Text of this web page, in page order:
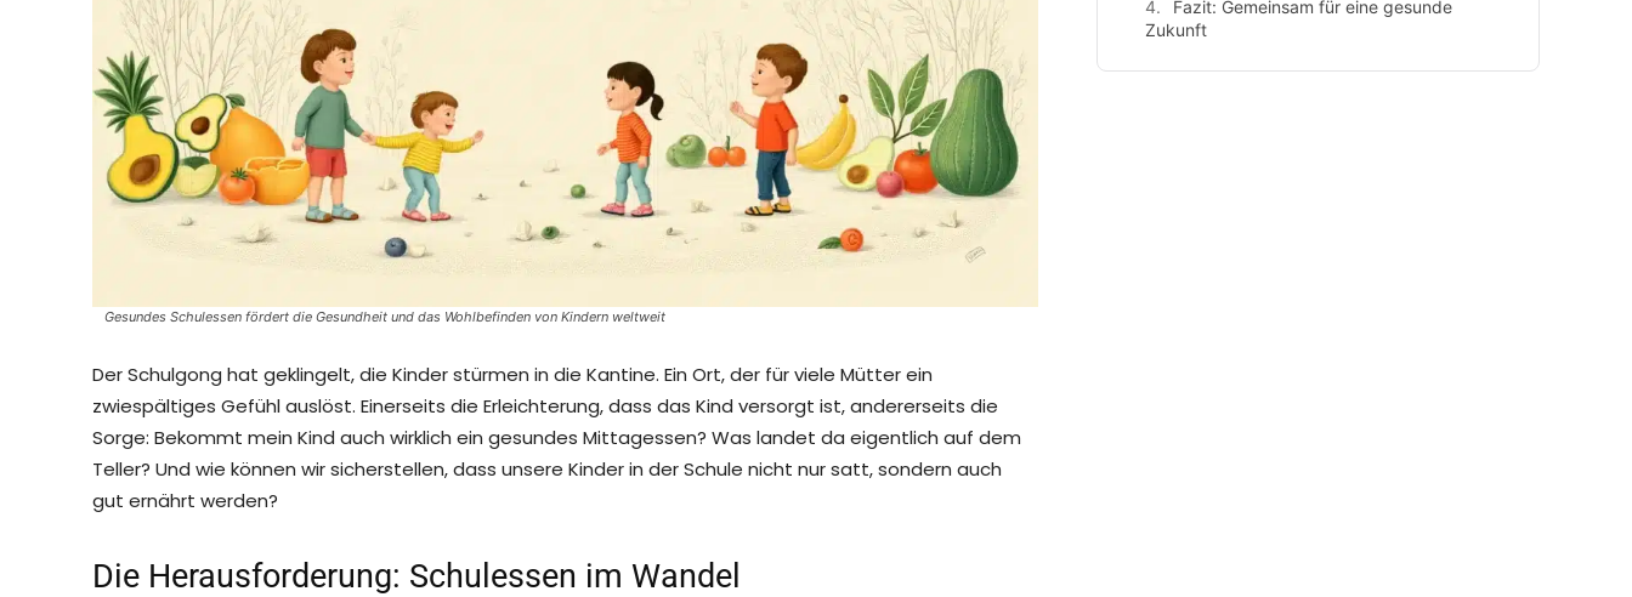
Gesundes Schulessen fördert die Gesundheit und das Wohlbefinden von Kindern weltweit
Der Schulgong hat geklingelt, die Kinder stürmen in die Kantine. Ein Ort, der für viele Mütter ein
zwiespältiges Gefühl auslöst. Einerseits die Erleichterung, dass das Kind versorgt ist, andererseits die
Sorge: Bekommt mein Kind auch wirklich ein gesundes Mittagessen? Was landet da eigentlich auf dem
Teller? Und wie können wir sicherstellen, dass unsere Kinder in der Schule nicht nur satt, sondern auch
gut ernährt werden?
Die Herausforderung: Schulessen im Wandel
Fazit: Gemeinsam für eine gesunde
Zukunft